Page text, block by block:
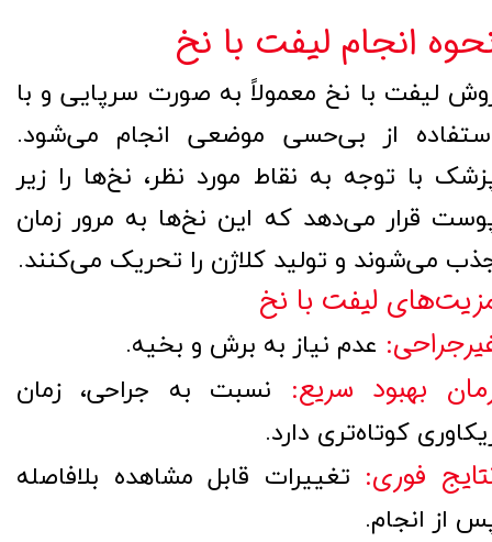
انجام لیفت با نخ
لیفت با نخ معمولاً به صورت سرپایی و با
از بی‌حسی موضعی انجام می‌شود.
با توجه به نقاط مورد نظر، نخ‌ها را زیر
قرار می‌دهد که این نخ‌ها به مرور زمان
می‌شوند و تولید کلاژن را تحریک می‌کنند.
لیفت با نخ
عدم نیاز به برش و بخیه.
بهبود سریع: نسبت به جراحی، زمان
کوتاه‌تری دارد.
فوری: تغییرات قابل مشاهده بلافاصله
از انجام.